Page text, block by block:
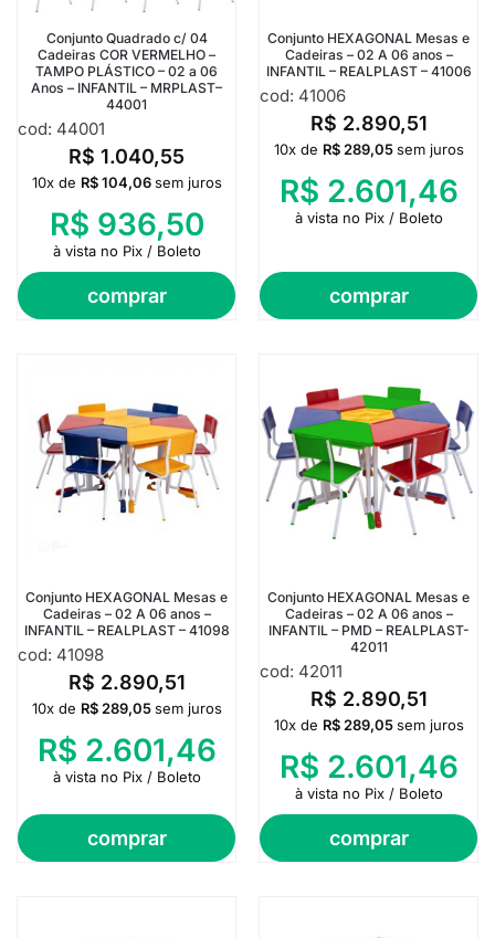
Conjunto Quadrado c/ 04
Cadeiras COR VERMELHO –
TAMPO PLÁSTICO – 02 a 06
Anos – INFANTIL – MRPLAST–
44001
cod: 44001
R$ 1.040,55
comprar
10x de R$104,06 sem juros
R$ 936,50
à vista no Pix / Boleto
Conjunto HEXAGONAL Mesas e
Cadeiras – 02 A 06 anos –
INFANTIL – REALPLAST – 41006
cod: 41006
R$ 2.890,51
comprar
10x de R$289,05 sem juros
R$ 2.601,46
à vista no Pix / Boleto
Conjunto HEXAGONAL Mesas e
Cadeiras – 02 A 06 anos –
INFANTIL – REALPLAST – 41098
cod: 41098
R$ 2.890,51
comprar
10x de R$289,05 sem juros
R$ 2.601,46
à vista no Pix / Boleto
Conjunto HEXAGONAL Mesas e
Cadeiras – 02 A 06 anos –
INFANTIL – PMD – REALPLAST-
42011
cod: 42011
R$ 2.890,51
comprar
10x de R$289,05 sem juros
R$ 2.601,46
à vista no Pix / Boleto